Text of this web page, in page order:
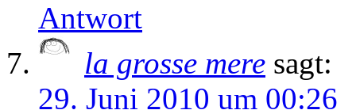
Antwort
la grosse mere sagt:
29. Juni 2010 um 00:26